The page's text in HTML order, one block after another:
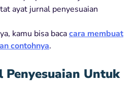
ayat jurnal penyesuaian
kamu bisa bacacara membuat
contohnya.
Penyesuaian Untuk